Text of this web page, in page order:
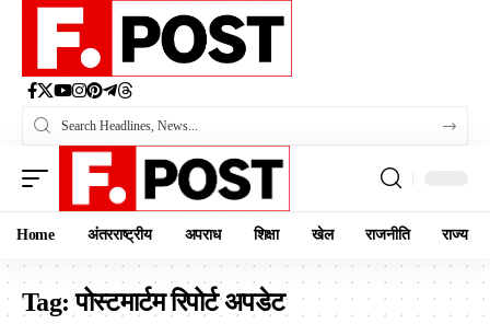
Home अंतरराष्ट्रीय अपराध शिक्षा खेल राजनीति राज्य
Tag:पोस्टमार्टम रिपोर्ट अपडेट